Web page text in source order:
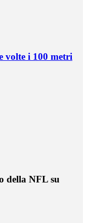
volte i 100 metri
della NFL su